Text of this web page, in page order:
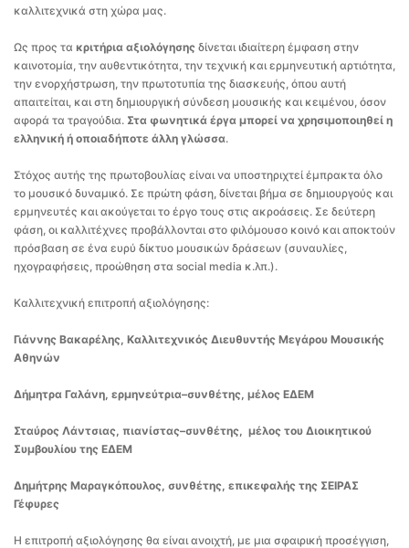
καλλιτεχνικά στη χώρα μας.
Ως προς τα κριτήρια αξιολόγησης δίνεται ιδιαίτερη έμφαση στην
καινοτομία, την αυθεντικότητα, την τεχνική και ερμηνευτική αρτιότητα,
την ενορχήστρωση, την πρωτοτυπία της διασκευής, όπου αυτή
απαιτείται, και στη δημιουργική σύνδεση μουσικής και κειμένου, όσον
αφορά τα τραγούδια. Στα φωνητικά έργα μπορεί να χρησιμοποιηθεί η
ελληνική ή οποιαδήποτε άλλη γλώσσα.
Στόχος αυτής της πρωτοβουλίας είναι να υποστηριχτεί έμπρακτα όλο
το μουσικό δυναμικό. Σε πρώτη φάση, δίνεται βήμα σε δημιουργούς και
ερμηνευτές και ακούγεται το έργο τους στις ακροάσεις. Σε δεύτερη
φάση, οι καλλιτέχνες προβάλλονται στο φιλόμουσο κοινό και αποκτούν
πρόσβαση σε ένα ευρύ δίκτυο μουσικών δράσεων (συναυλίες,
ηχογραφήσεις, προώθηση στα social media κ.λπ.).
Καλλιτεχνική επιτροπή αξιολόγησης:
Γιάννης Βακαρέλης, Καλλιτεχνικός Διευθυντής Μεγάρου Μουσικής
Αθηνών
Δήμητρα Γαλάνη, ερμηνεύτρια–συνθέτης, μέλος ΕΔΕΜ
Σταύρος Λάντσιας, πιανίστας–συνθέτης, μέλος του Διοικητικού
Συμβουλίου της ΕΔΕΜ
Δημήτρης Μαραγκόπουλος, συνθέτης, επικεφαλής της ΣΕΙΡΑΣ
Γέφυρες
Η επιτροπή αξιολόγησης θα είναι ανοιχτή, με μια σφαιρική προσέγγιση,